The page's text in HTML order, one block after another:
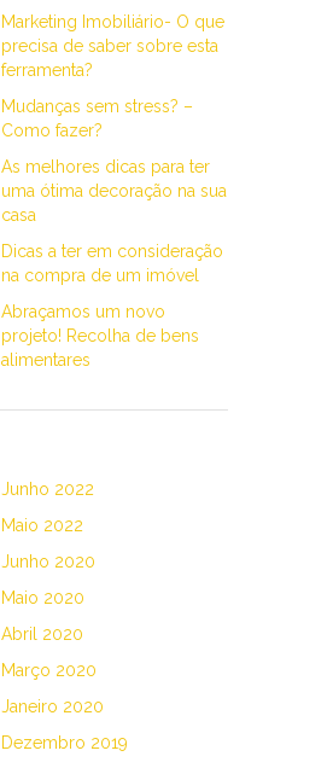
Marketing Imobiliário- O que
precisa de saber sobre esta
ferramenta?
Mudanças sem stress? –
Como fazer?
As melhores dicas para ter
uma ótima decoração na sua
casa
Dicas a ter em consideração
na compra de um imóvel
Abraçamos um novo
projeto! Recolha de bens
alimentares
Junho 2022
Maio 2022
Junho 2020
Maio 2020
Abril 2020
Março 2020
Janeiro 2020
Dezembro 2019